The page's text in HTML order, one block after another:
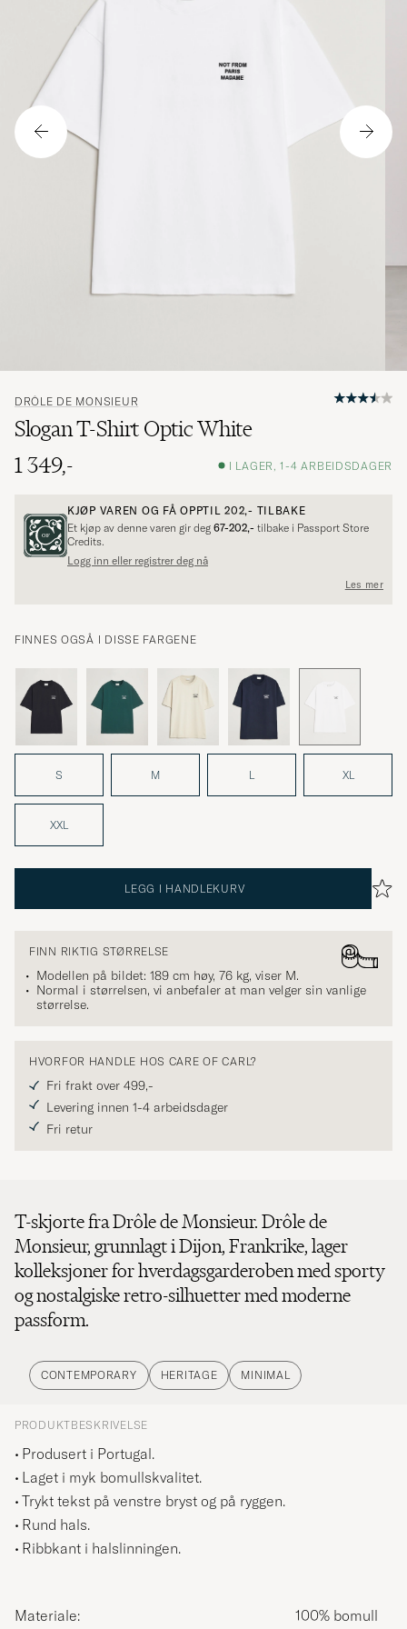
DRÔLE DE MONSIEUR
Slogan T-Shirt Optic White
1 349,-
I LAGER, 1-4 ARBEIDSDAGER
KJØP VAREN OG FÅ OPPTIL202,- TILBAKE
Et kjøp av denne varen gir deg 67-202,- tilbake i Passport Store
Credits.
Logg inn eller registrer deg nå
Les mer
FINNES OGSÅ I DISSE FARGENE
S M L XL
XXL
LEGG I HANDLEKURV
FINN RIKTIG STØRRELSE
Modellen på bildet: 189 cm høy, 76 kg, viser M.
Normal i størrelsen, vi anbefaler at man velger sin vanlige
størrelse.
HVORFOR HANDLE HOS CARE OF CARL?
Fri frakt over 499,-
Levering innen 1-4 arbeidsdager
Fri retur
T-skjorte fra Drôle de Monsieur. Drôle de
Monsieur, grunnlagt i Dijon, Frankrike, lager
kolleksjoner for hverdagsgarderoben med sporty
og nostalgiske retro-silhuetter med moderne
passform.
CONTEMPORARY HERITAGE MINIMAL
PRODUKTBESKRIVELSE
Produsert i Portugal.
Laget i myk bomullskvalitet.
Trykt tekst på venstre bryst og på ryggen.
Rund hals.
Ribbkant i halslinningen.
Materiale: 100% bomull